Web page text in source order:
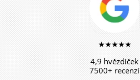
★★★★★
4,9 hvězdiček
7500+ recenzí